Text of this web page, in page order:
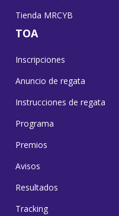
Tienda MRCYB
TOA
Inscripciones
Anuncio de regata
Instrucciones de regata
Programa
Premios
Avisos
Resultados
Tracking